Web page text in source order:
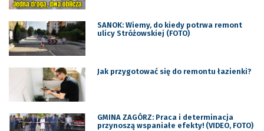
SANOK: Wiemy, do kiedy potrwa remont
ulicy Stróżowskiej (FOTO)
Jak przygotować się do remontu łazienki?
GMINA ZAGÓRZ: Praca i determinacja
przynoszą wspaniałe efekty! (VIDEO, FOTO)